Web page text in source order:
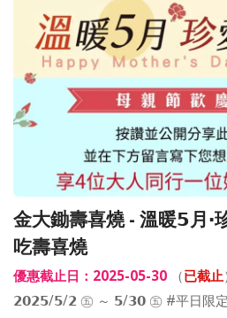
金大鋤壽喜燒 - 溫暖𝟱月‧
吃壽喜燒
優惠截止日：2025-05-30 （已截止
𝟮𝟬𝟮𝟱/𝟱/𝟮 ㊄ ～ 𝟱/𝟯𝟬 ㊄ #平日限定